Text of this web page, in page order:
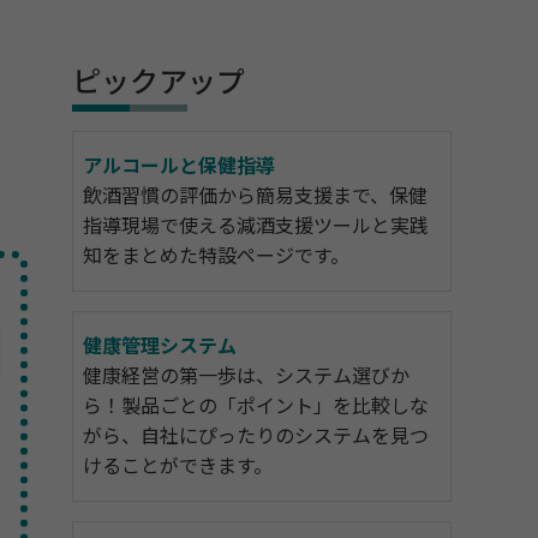
ピックアップ
アルコールと保健指導
飲酒習慣の評価から簡易支援まで、保健
指導現場で使える減酒支援ツールと実践
知をまとめた特設ページです。
健康管理システム
健康経営の第一歩は、システム選びか
ら！製品ごとの「ポイント」を比較しな
がら、自社にぴったりのシステムを見つ
けることができます。